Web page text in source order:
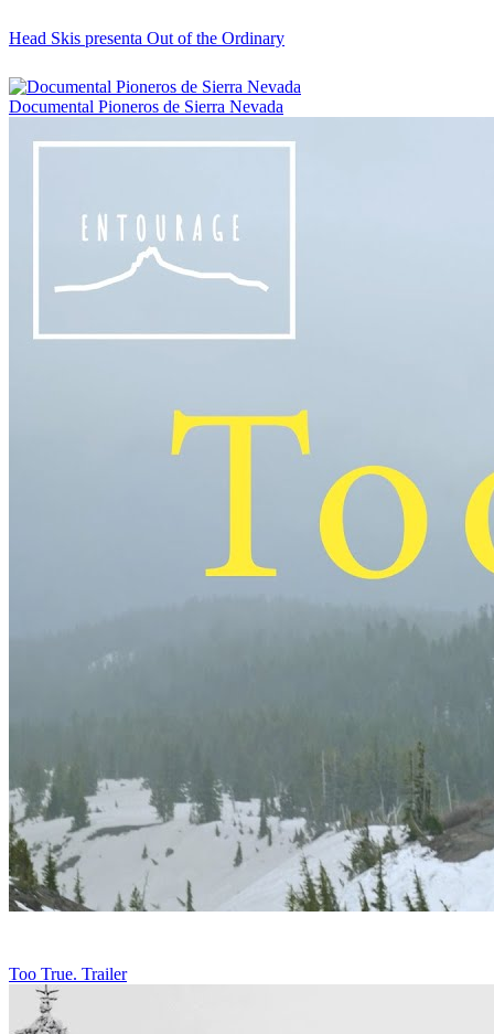
Head Skis presenta Out of the Ordinary
Documental Pioneros de Sierra Nevada
Too True. Trailer